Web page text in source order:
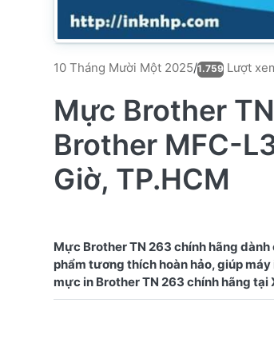
10 Tháng Mười Một 2025/1.759 Lượt
Mực Brother
Brother MFC-
Giờ, TP.HCM
Mực Brother TN 263 chính hãng
phẩm tương thích hoàn hảo, giúp